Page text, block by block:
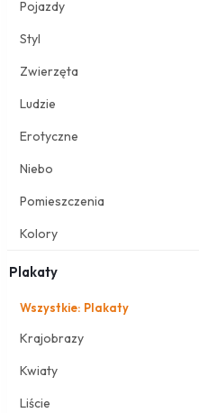
Pojazdy
Styl
Zwierzęta
Ludzie
Erotyczne
Niebo
Pomieszczenia
Kolory
Plakaty
Wszystkie: Plakaty
Krajobrazy
Kwiaty
Liście